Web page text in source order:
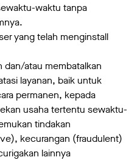
waktu tanpa
yang telah menginstall
dan/atau membatalkan
layanan, baik untuk
permanen, kepada
usaha tertentu sewaktu-
tindakan
kecurangan (fraudulent)
lainnya